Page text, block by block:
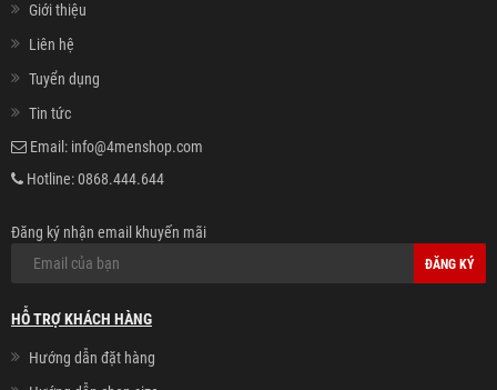
Giới thiệu
Liên hệ
Tuyển dụng
Tin tức
Email: info@4menshop.com
Hotline:0868.444.644
Đăng ký nhận email khuyến mãi
ĐĂNG KÝ
HỖ TRỢ KHÁCH HÀNG
Hướng dẫn đặt hàng